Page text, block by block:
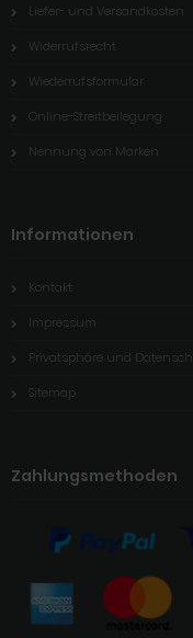
Liefer- und Versandkosten
Widerrufsrecht
Wiederrufsformular
Online-Streitbeilegung
Nennung von Marken
Informationen
Kontakt
Impressum
Privatsphäre und
Sitemap
Zahlungsmethoden